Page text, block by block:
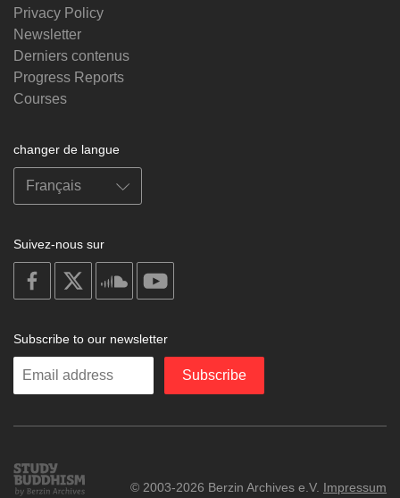
Privacy Policy
Newsletter
Derniers contenus
Progress Reports
Courses
changer de langue
Suivez-nous sur
on
facebook
soundcloud
Subscribe to our newsletter
Enter
Subscribe
Study
Buddhism
© 2003-2026 Berzin Archives e.V. Impressum